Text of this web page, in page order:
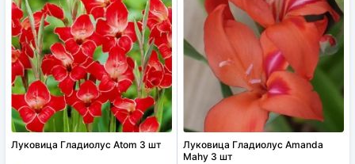
Луковица Гладиолус Аtom 3 шт
Луковица Гладиолус Аmanda
Мahy 3 шт